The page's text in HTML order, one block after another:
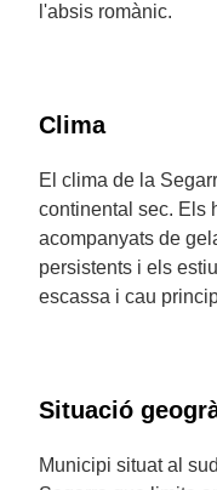
l'absis romànic.
Clima
El clima de la
continental sec. Els
acompanyats de
persistents i els
escassa i cau
Situació
Municipi situat al